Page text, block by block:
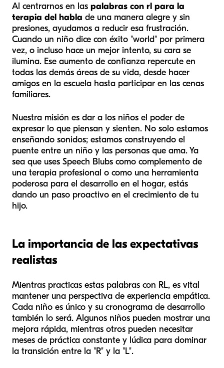
Al centrarnos en las palabras con rl para la
terapia del habla de una manera alegre y sin
presiones, ayudamos a reducir esa frustración.
Cuando un niño dice con éxito "world" por primera
vez, o incluso hace un mejor intento, su cara se
ilumina. Ese aumento de confianza repercute en
todas las demás áreas de su vida, desde hacer
amigos en la escuela hasta participar en las cenas
familiares.
Nuestra misión es dar a los niños el poder de
expresar lo que piensan y sienten. No solo estamos
enseñando sonidos; estamos construyendo el
puente entre un niño y las personas que ama. Ya
sea que uses Speech Blubs como complemento de
una terapia profesional o como una herramienta
poderosa para el desarrollo en el hogar, estás
dando un paso proactivo en el crecimiento de tu
hijo.
La importancia de las expectativas
realistas
Mientras practicas estas palabras con RL, es vital
mantener una perspectiva de experiencia empática.
Cada niño es único y su cronograma de desarrollo
también lo será. Algunos niños pueden mostrar una
mejora rápida, mientras otros pueden necesitar
meses de práctica constante y lúdica para dominar
la transición entre la "R" y la "L".